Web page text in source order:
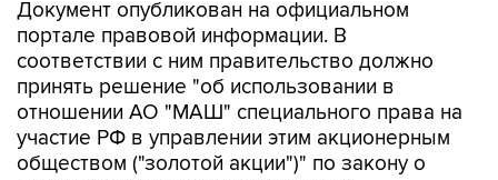
соответствии с ним правительство должно
принять решение "об использовании в
отношении АО "МАШ" специального права на
участие РФ в управлении этим акционерным
обществом ("золотой акции")" по закону о
приватизации государственного и
муниципального имущества. При отчуждении